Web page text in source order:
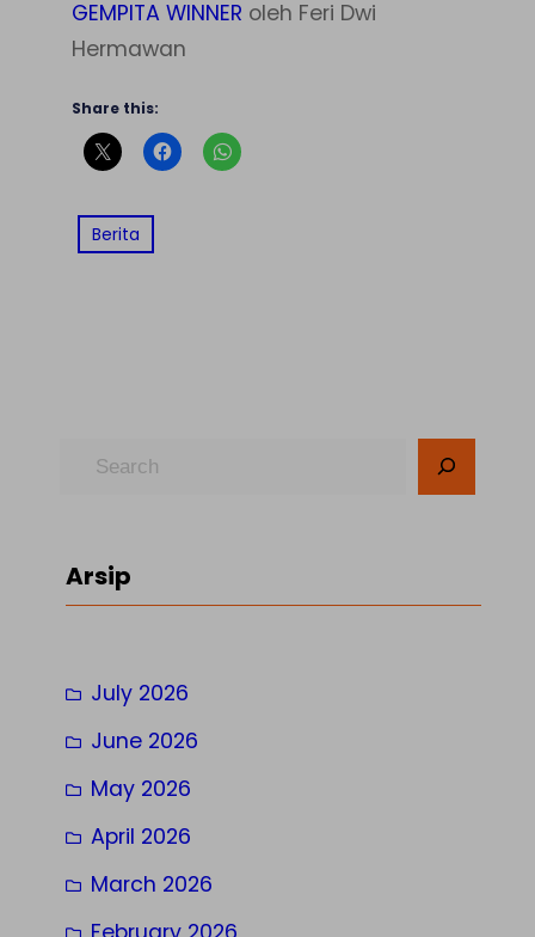
GEMPITA WINNER oleh Feri Dwi
Hermawan
Share this:
Berita
c
Arsip
July 2026
June 2026
May 2026
April 2026
March 2026